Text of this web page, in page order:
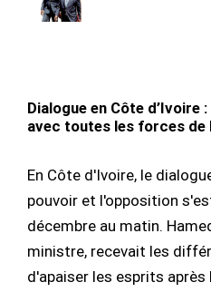
Dialogue en Côte d’Ivoire
avec toutes les forces de
En Côte d'Ivoire, le
pouvoir et l'opposition
décembre au matin.
ministre, recevait les
d'apaiser les esprits